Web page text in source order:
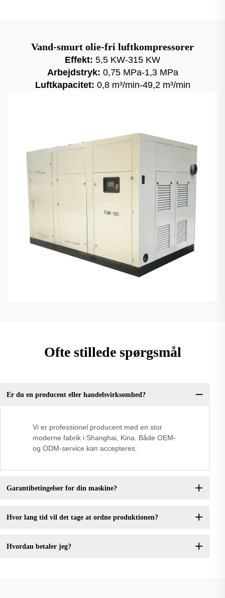
Vand-smurt olie-fri luftkompressorer
Effekt: 5,5 KW-315 KW
Arbejdstryk: 0,75 MPa-1,3 MPa
Luftkapacitet: 0,8 m³/min-49,2 m³/min
Ofte stillede spørgsmål
Er du en producent eller handelsvirksomhed?
Vi er professionel producent med en stor
moderne fabrik i Shanghai, Kina. Både OEM-
og ODM-service kan accepteres.
Garantibetingelser for din maskine?
Hvor lang tid vil det tage at ordne produktionen?
Hvordan betaler jeg?